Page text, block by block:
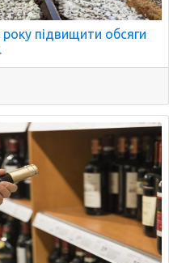
підвищити обсяги